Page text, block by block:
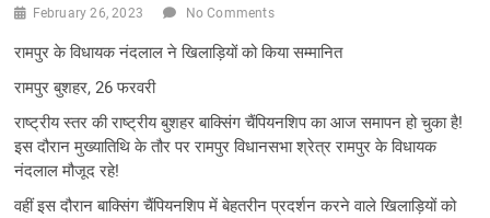
February 26, 2023 No Comments
रामपुर के विधायक नंदलाल ने खिलाड़ियों को किया सम्मानित
रामपुर बुशहर, 26 फरवरी
राष्ट्रीय स्तर की राष्ट्रीय बुशहर बाक्सिंग चैंपियनशिप का आज समापन हो चुका है!
इस दौरान मुख्यातिथि के तौर पर रामपुर विधानसभा श्रेत्र रामपुर के विधायक
नंदलाल मौजूद रहे!
वहीं इस दौरान बाक्सिंग चैंपियनशिप में बेहतरीन प्रदर्शन करने वाले खिलाड़ियों को